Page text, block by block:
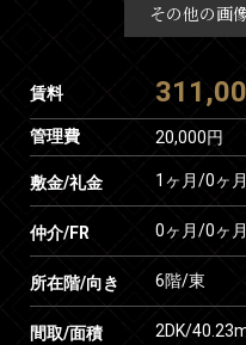
その他の画
賃料
管理費 20,000円
敷金/礼金 1ヶ月/0ヶ月
仲介/FR 0ヶ月/0ヶ月
所在階/向き 6階/東
間取/面積 2DK/